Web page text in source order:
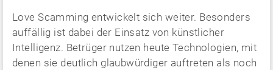
Love Scamming entwickelt sich weiter. Besonders
auffällig ist dabei der Einsatz von künstlicher
Intelligenz. Betrüger nutzen heute Technologien, mit
denen sie deutlich glaubwürdiger auftreten als noch